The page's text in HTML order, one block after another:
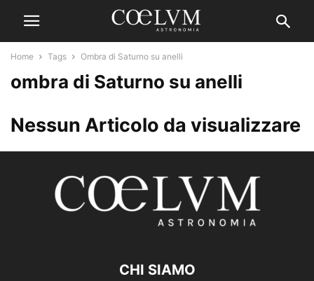
Home Tags Ombra di Saturno su anelli
ombra di Saturno su anelli
Nessun Articolo da visualizzare
CHI SIAMO